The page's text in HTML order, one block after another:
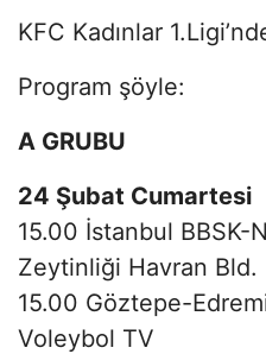
KFC Kadınlar
Program şöyle:
A GRUBU
24 Şubat Cumartesi
15.00 İstanbul BBSK-
Zeytinliği Havran Bld.
15.00 Göztepe-
Voleybol TV